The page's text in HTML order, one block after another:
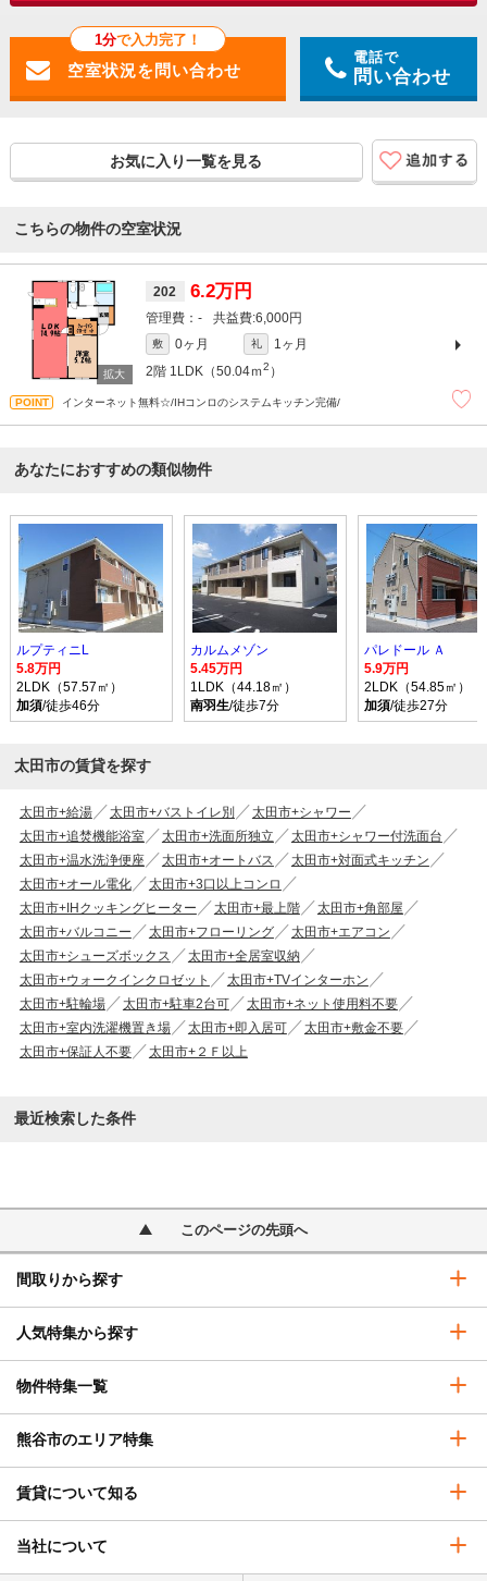
1分で入力完了！
電話で
問い合わせ
お気に入り一覧を見る
こちらの物件の空室状況
202 6.2万円
- 6,000円
敷 0ヶ月 礼
1ヶ月
2階 1LDK（50.04ｍ2 ）
インターネット無料☆/IHコンロのシステムキッチン完備/
あなたにおすすめの類似物件
ルプティニL
5.8万円
2LDK（57.57㎡）
加須/徒歩46分
カルムメゾン
5.45万円
1LDK（44.18㎡）
南羽生/徒歩7分
パレドール Ａ
5.9万円
2LDK（54.85㎡）
加須/徒歩27分
太田市の賃貸を探す
太田市+給湯 太田市+バストイレ別
太田市+シャワー
太田市+追焚機能浴室
太田市+洗面所独立
太田市+シャワー付洗面台
太田市+温水洗浄便座
太田市+オートバス
太田市+対面式キッチン
太田市+オール電化
太田市+3口以上コンロ
太田市+IHクッキングヒーター
太田市+最上階
太田市+角部屋
太田市+バルコニー
太田市+フローリング
太田市+エアコン
太田市+シューズボックス
太田市+全居室収納
太田市+ウォークインクロゼット
太田市+TVインターホン
太田市+駐輪場
太田市+駐車2台可
太田市+ネット使用料不要
太田市+室内洗濯機置き場
太田市+即入居可
太田市+敷金不要
太田市+保証人不要
太田市+２Ｆ以上
最近検索した条件
このページの先頭へ
間取りから探す
人気特集から探す
物件特集一覧
熊谷市のエリア特集
賃貸について知る
当社について